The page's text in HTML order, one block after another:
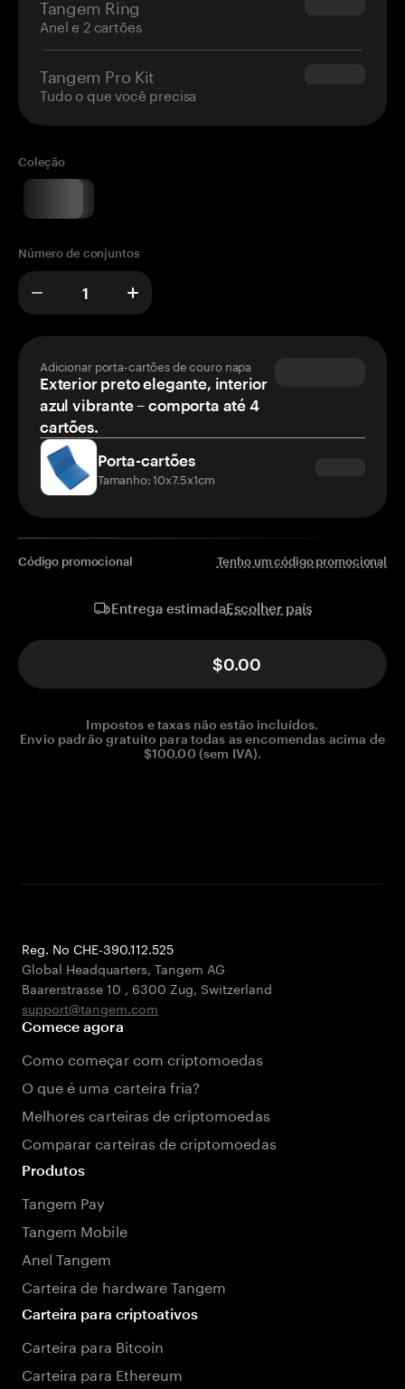
Tangem Ring
Anel e 2 cartões
$160.00
Tangem Pro Kit
Tudo o que você precisa
$180.00
Coleção
Número de conjuntos
Adicionar porta-cartões de couro napa
Exterior preto elegante, interior
azul vibrante – comporta até 4
cartões.
Porta-cartões
Tamanho: 10x7.5x1cm
Código promocional Tenho um código promocional
Entrega estimadaEscolher país
$0.00
Impostos e taxas não estão incluídos.
Envio padrão gratuito para todas as encomendas acima de
$100.00 (sem IVA).
Reg. No CHE-390.112.525
Global Headquarters, Tangem AG
Baarerstrasse 10 , 6300 Zug, Switzerland
support@tangem.com
Comece agora
Como começar com criptomoedas
O que é uma carteira fria?
Melhores carteiras de criptomoedas
Comparar carteiras de criptomoedas
Produtos
Tangem Pay
Tangem Mobile
Anel Tangem
Carteira de hardware Tangem
Carteira para criptoativos
Carteira para Bitcoin
Carteira para Ethereum